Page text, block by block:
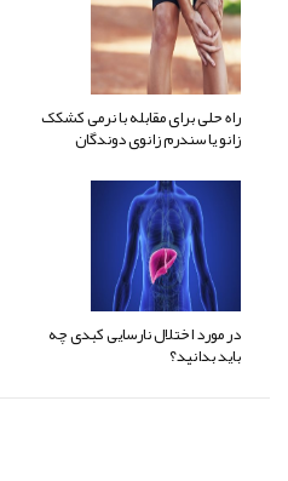
راه حلی برای مقابله با نرمی کشکک
زانو یا سندرم زانوی دوندگان
در مورد اختلال نارسایی کبدی چه
باید بدانید؟